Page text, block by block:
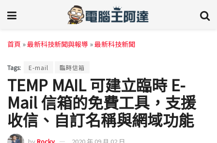
首頁 »最新科技新聞與報導 »最新科技新聞
Tags: E-mail 臨時信箱
TEMP MAIL 可建立臨時 E-
Mail 信箱的免費工具，支援
收信、自訂名稱與網域功能